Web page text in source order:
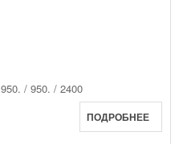
950. / 950. / 2400
ПОДРОБНЕЕ